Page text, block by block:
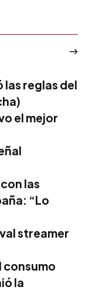
las reglas del
el mejor
las
“Lo
streamer
consumo
la